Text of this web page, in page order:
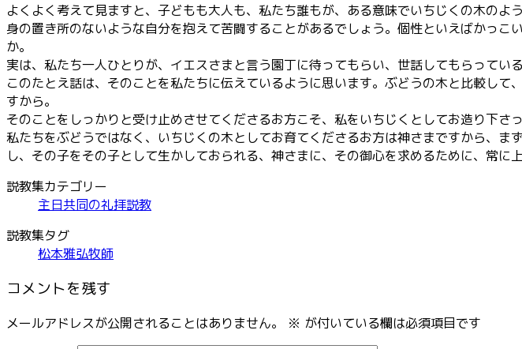
よくよく考えて見ますと、子どもも大人も、私たち誰もが、ある意味でいちじくの木のよ
身の置き所のないような自分を抱えて苦闘することがあるでしょう。個性といえばかっ
か。
実は、私たち一人ひとりが、イエスさまと言う園丁に待ってもらい、世話してもらって
このたとえ話は、そのことを私たちに伝えているように思います。ぶどうの木と比較し
すから。
そのことをしっかりと受け止めさせてくださるお方こそ、私をいちじくとしてお造り下さ
私たちをぶどうではなく、いちじくの木としてお育てくださるお方は神さまですから、
し、その子をその子として生かしておられる、神さまに、その御心を求めるために、常
説教集カテゴリー
主日共同の礼拝説教
説教集タグ
松本雅弘牧師
コメントを残す
メールアドレスが公開されることはありません。 ※ が付いている欄は必須項目です